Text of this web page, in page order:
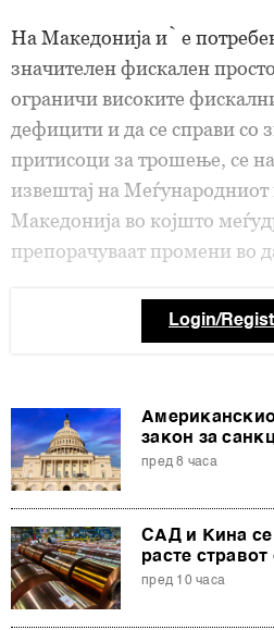
На Македонија ѝ е
значителен фискален
ограничи високите
дефицити и да се справи со
притисоци за трошење, се
извештај на
Македонија во којшто
препорачуваат промени во
Login/
закон за
пред 8 часа
САД и Кина се
расте
пред 10 часа